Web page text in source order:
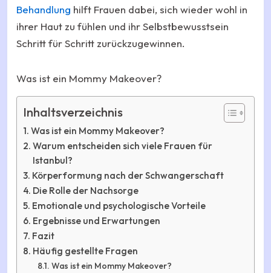
Behandlung hilft Frauen dabei, sich wieder wohl in
ihrer Haut zu fühlen und ihr Selbstbewusstsein
Schritt für Schritt zurückzugewinnen.
Was ist ein Mommy Makeover?
Inhaltsverzeichnis
Was ist ein Mommy Makeover?
Warum entscheiden sich viele Frauen für
Istanbul?
Körperformung nach der Schwangerschaft
Die Rolle der Nachsorge
Emotionale und psychologische Vorteile
Ergebnisse und Erwartungen
Fazit
Häufig gestellte Fragen
Was ist ein Mommy Makeover?